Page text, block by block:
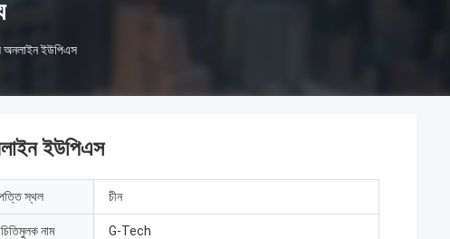
অনলাইন ইউপিএস
ইউপিএস
স্থল চীন
নাম G-Tech